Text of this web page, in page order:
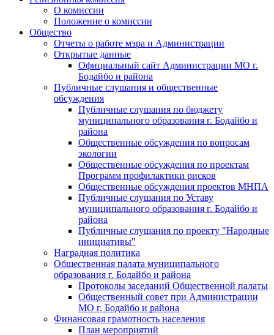
О комиссии
Положение о комиссии
Общество
Отчеты о работе мэра и Администрации
Открытые данные
Официальный сайт Администрации МО г.
Бодайбо и района
Публичные слушания и общественные
обсуждения
Публичные слушания по бюджету
муниципального образования г. Бодайбо и
района
Общественные обсуждения по вопросам
экологии
Общественные обсуждения по проектам
Программ профилактики рисков
Общественные обсуждения проектов МНПА
Публичные слушания по Уставу
муниципального образования г. Бодайбо и
района
Публичные слушания по проекту "Народные
инициативы"
Наградная политика
Общественная палата муниципального
образования г. Бодайбо и района
Протоколы заседаний Общественной палаты
Общественный совет при Администрации
МО г. Бодайбо и района
Финансовая грамотность населения
План мероприятий